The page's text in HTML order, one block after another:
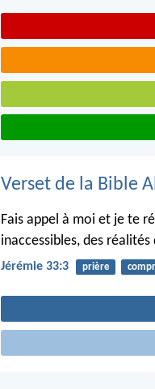
Verset de la Bible
Fais appel à moi et je te
inaccessibles, des
Jérémie 33:3 prière